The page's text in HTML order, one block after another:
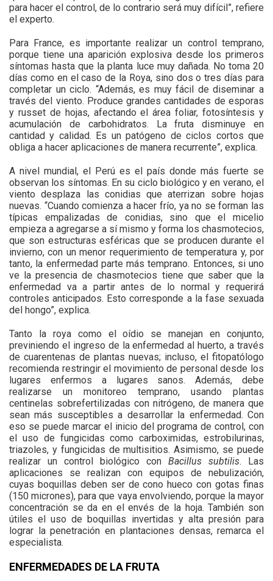
para hacer el control, de lo contrario será muy difícil”, refiere
el experto.
Para France, es importante realizar un control temprano,
porque tiene una aparición explosiva desde los primeros
síntomas hasta que la planta luce muy dañada. No toma 20
días como en el caso de la Roya, sino dos o tres días para
completar un ciclo. “Además, es muy fácil de diseminar a
través del viento. Produce grandes cantidades de esporas
y russet de hojas, afectando el área foliar, fotosíntesis y
acumulación de carbohidratos. La fruta disminuye en
cantidad y calidad. Es un patógeno de ciclos cortos que
obliga a hacer aplicaciones de manera recurrente”, explica.
A nivel mundial, el Perú es el país donde más fuerte se
observan los síntomas. En su ciclo biológico y en verano, el
viento desplaza las conidias que aterrizan sobre hojas
nuevas. “Cuando comienza a hacer frío, ya no se forman las
típicas empalizadas de conidias, sino que el micelio
empieza a agregarse a sí mismo y forma los chasmotecios,
que son estructuras esféricas que se producen durante el
invierno, con un menor requerimiento de temperatura y, por
tanto, la enfermedad parte más temprano. Entonces, si uno
ve la presencia de chasmotecios tiene que saber que la
enfermedad va a partir antes de lo normal y requerirá
controles anticipados. Esto corresponde a la fase sexuada
del hongo”, explica.
Tanto la roya como el oídio se manejan en conjunto,
previniendo el ingreso de la enfermedad al huerto, a través
de cuarentenas de plantas nuevas; incluso, el fitopatólogo
recomienda restringir el movimiento de personal desde los
lugares enfermos a lugares sanos. Además, debe
realizarse un monitoreo temprano, usando plantas
centinelas sobrefertilizadas con nitrógeno, de manera que
sean más susceptibles a desarrollar la enfermedad. Con
eso se puede marcar el inicio del programa de control, con
el uso de fungicidas como carboximidas, estrobilurinas,
triazoles, y fungicidas de multisitios. Asimismo, se puede
realizar un control biológico con Bacillus subtilis. Las
aplicaciones se realizan con equipos de nebulización,
cuyas boquillas deben ser de cono hueco con gotas finas
(150 micrones), para que vaya envolviendo, porque la mayor
concentración se da en el envés de la hoja. También son
útiles el uso de boquillas invertidas y alta presión para
lograr la penetración en plantaciones densas, remarca el
especialista.
ENFERMEDADES DE LA FRUTA